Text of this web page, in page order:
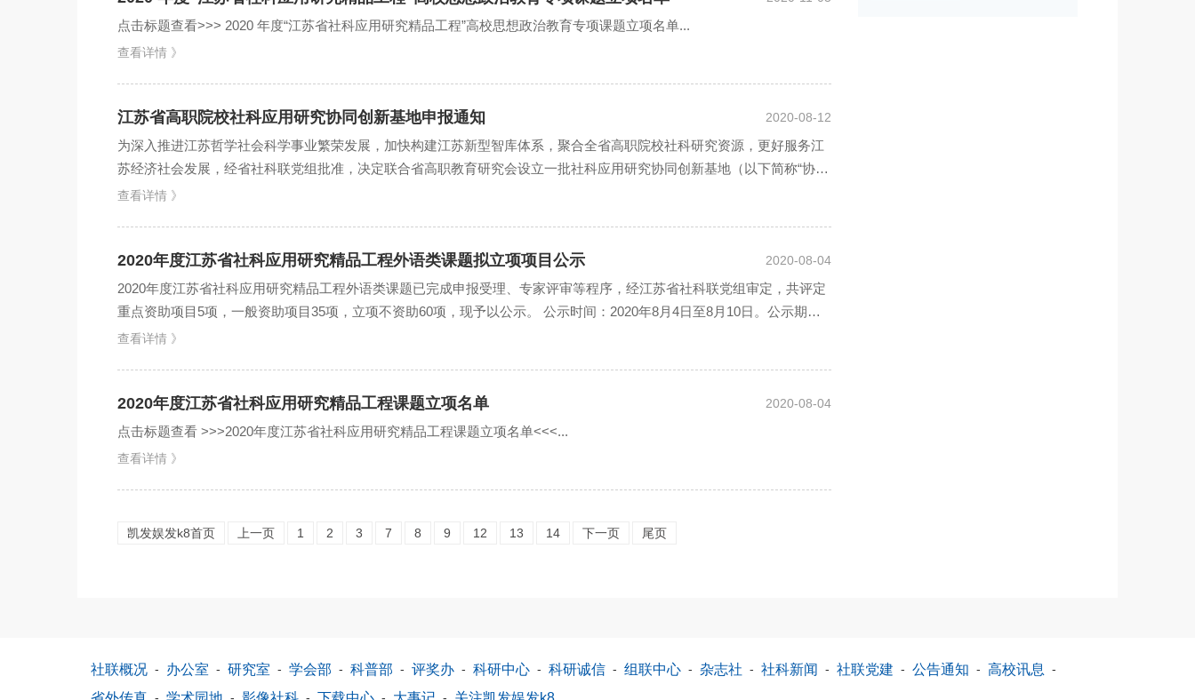
点击标题查看>>> 2020 年度“江苏省社科应用研究精品工程”高校思想政治教育专项课题立项名单...
查看详情 》
2020-08-12
江苏省高职院校社科应用研究协同创新基地申报通知
为深入推进江苏哲学社会科学事业繁荣发展，加快构建江苏新型智库体系，聚合全省高职院校社科研究资源，更好服务江
苏经济社会发展，经省社科联党组批准，决定联合省高职教育研究会设立一批社科应用研究协同创新基地（以下简称“协同
创新基地”），面向全省高...
查看详情 》
2020-08-04
2020年度江苏省社科应用研究精品工程外语类课题拟立项项目公示
2020年度江苏省社科应用研究精品工程外语类课题已完成申报受理、专家评审等程序，经江苏省社科联党组审定，共评定
重点资助项目5项，一般资助项目35项，立项不资助60项，现予以公示。 公示时间：2020年8月4日至8月10日。公示期
内，对评审...
查看详情 》
2020-08-04
2020年度江苏省社科应用研究精品工程课题立项名单
点击标题查看 >>>2020年度江苏省社科应用研究精品工程课题立项名单<<<...
查看详情 》
凯发娱发k8首页 上一页 1 2 3 7 8 9 12 13 14 下一页 尾页
社联概况 - 办公室 - 研究室 - 学会部 - 科普部 - 评奖办 - 科研中心 - 科研诚信 - 组联中心 - 杂志社 - 社科新闻 - 社联党建 - 公告通知 - 高校讯息 -